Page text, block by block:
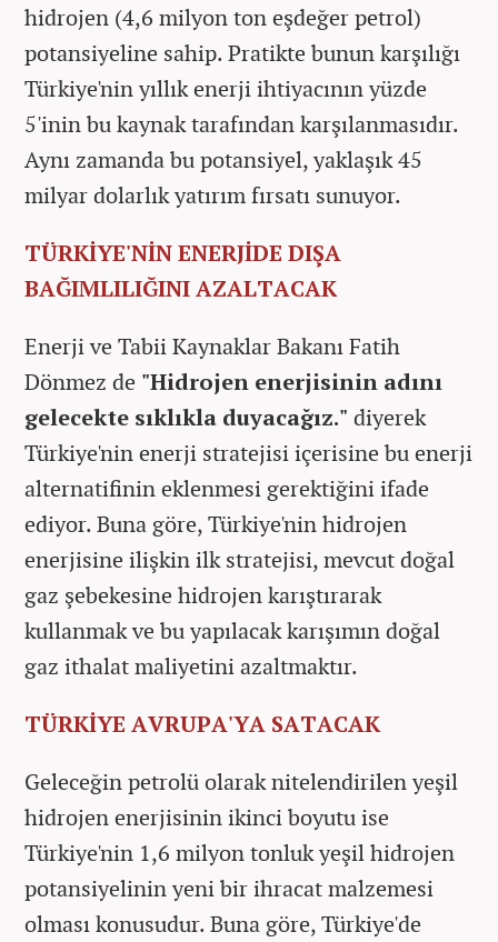
hidrojen (4,6 milyon ton eşdeğer petrol)
potansiyeline sahip. Pratikte bunun karşılığı
Türkiye'nin yıllık enerji ihtiyacının yüzde
5'inin bu kaynak tarafından karşılanmasıdır.
Aynı zamanda bu potansiyel, yaklaşık 45
milyar dolarlık yatırım fırsatı sunuyor.
TÜRKİYE'NİN ENERJİDE DIŞA
BAĞIMLILIĞINI AZALTACAK
Enerji ve Tabii Kaynaklar Bakanı Fatih
Dönmez de "Hidrojen enerjisinin adını
gelecekte sıklıkla duyacağız." diyerek
Türkiye'nin enerji stratejisi içerisine bu enerji
alternatifinin eklenmesi gerektiğini ifade
ediyor. Buna göre, Türkiye'nin hidrojen
enerjisine ilişkin ilk stratejisi, mevcut doğal
gaz şebekesine hidrojen karıştırarak
kullanmak ve bu yapılacak karışımın doğal
gaz ithalat maliyetini azaltmaktır.
TÜRKİYE AVRUPA'YA SATACAK
Geleceğin petrolü olarak nitelendirilen yeşil
hidrojen enerjisinin ikinci boyutu ise
Türkiye'nin 1,6 milyon tonluk yeşil hidrojen
potansiyelinin yeni bir ihracat malzemesi
olması konusudur. Buna göre, Türkiye'de